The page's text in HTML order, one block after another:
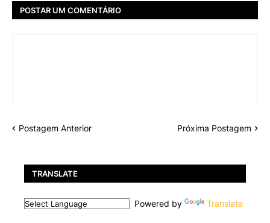
POSTAR UM COMENTÁRIO
Postagem Anterior Próxima Postagem
TRANSLATE
Powered by Translate